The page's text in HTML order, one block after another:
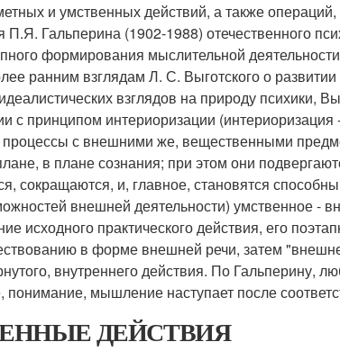
и умственных действий, а также
П.Я. Гальперина (1902-1988) отечественного
формирования мыслительной
ранним взглядам Л. С. Выготского о
взглядов на природу психики,
с принципом интериоризации
с внешними же, вещественными
в плане сознания; при этом они
сокращаются, и, главное, становятся
внешней деятельности) умственное -
исходного практического действия, его
в форме внешней речи, затем
внутреннего действия. По Гальперину,
понимание, мышление наступает после
ДЕЙСТВИЯ